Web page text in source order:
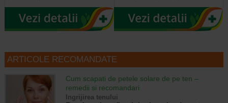
ARTICOLE RECOMANDATE
Cum scapati de petele solare de pe ten –
remedii si recomandari
Ingrijirea tenului